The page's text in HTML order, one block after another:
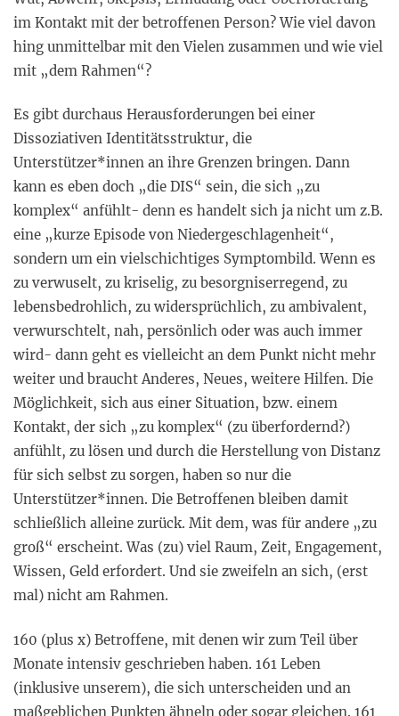
im Kontakt mit der betroffenen Person? Wie viel davon
hing unmittelbar mit den Vielen zusammen und wie viel
mit „dem Rahmen“?
Es gibt durchaus Herausforderungen bei einer
Dissoziativen Identitätsstruktur, die
Unterstützer*innen an ihre Grenzen bringen. Dann
kann es eben doch „die DIS“ sein, die sich „zu
komplex“ anfühlt- denn es handelt sich ja nicht um z.B.
eine „kurze Episode von Niedergeschlagenheit“,
sondern um ein vielschichtiges Symptombild. Wenn es
zu verwuselt, zu kriselig, zu besorgniserregend, zu
lebensbedrohlich, zu widersprüchlich, zu ambivalent,
verwurschtelt, nah, persönlich oder was auch immer
wird- dann geht es vielleicht an dem Punkt nicht mehr
weiter und braucht Anderes, Neues, weitere Hilfen. Die
Möglichkeit, sich aus einer Situation, bzw. einem
Kontakt, der sich „zu komplex“ (zu überfordernd?)
anfühlt, zu lösen und durch die Herstellung von Distanz
für sich selbst zu sorgen, haben so nur die
Unterstützer*innen. Die Betroffenen bleiben damit
schließlich alleine zurück. Mit dem, was für andere „zu
groß“ erscheint. Was (zu) viel Raum, Zeit, Engagement,
Wissen, Geld erfordert. Und sie zweifeln an sich, (erst
mal) nicht am Rahmen.
160 (plus x) Betroffene, mit denen wir zum Teil über
Monate intensiv geschrieben haben. 161 Leben
(inklusive unserem), die sich unterscheiden und an
maßgeblichen Punkten ähneln oder sogar gleichen. 161